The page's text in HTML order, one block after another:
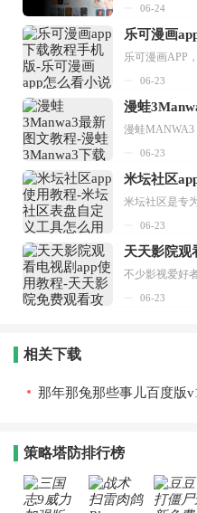
06-24
乐可漫画
06-23
漫蛙
漫蛙MANWA3
06-23
米坛社区
06-23
天天影院观
06-23
相关下载
那年那兔那些事儿百度版
策略塔防排行榜